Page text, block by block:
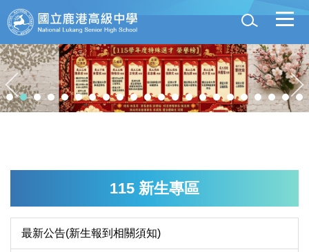
跳
到
主
要
內
容
區
115 新生專區
最新公告(新生報到相關須知)